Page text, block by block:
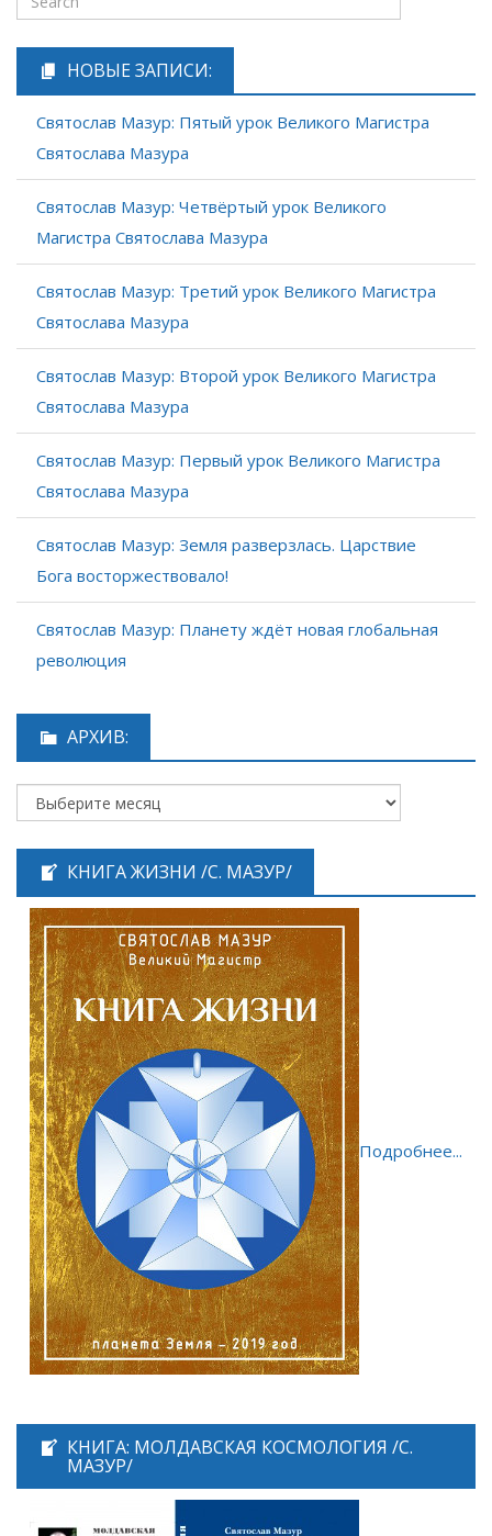
НОВЫЕ ЗАПИСИ:
Святослав Мазур: Пятый урок Великого Магистра
Святослава Мазура
Святослав Мазур: Четвёртый урок Великого
Магистра Святослава Мазура
Святослав Мазур: Третий урок Великого Магистра
Святослава Мазура
Святослав Мазур: Второй урок Великого Магистра
Святослава Мазура
Святослав Мазур: Первый урок Великого Магистра
Святослава Мазура
Святослав Мазур: Земля разверзлась. Царствие
Бога восторжествовало!
Святослав Мазур: Планету ждёт новая глобальная
революция
АРХИВ:
КНИГА ЖИЗНИ /С. МАЗУР/
Подробнее...
КНИГА: МОЛДАВСКАЯ КОСМОЛОГИЯ /С.
МАЗУР/